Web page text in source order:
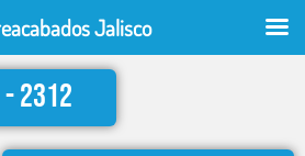
2312
Jalisco